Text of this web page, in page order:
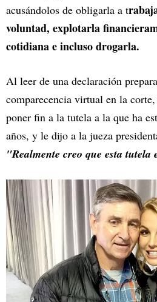
acusándolos de obligarla a t
voluntad, explotarla
cotidiana e incluso drogarla.
Al leer de una declaración
comparecencia virtual en la
poner fin a la tutela a la que ha
años, y le dijo a la jueza
"Realmente creo que esta tutela